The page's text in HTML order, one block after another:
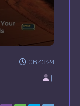
06:43:24
|